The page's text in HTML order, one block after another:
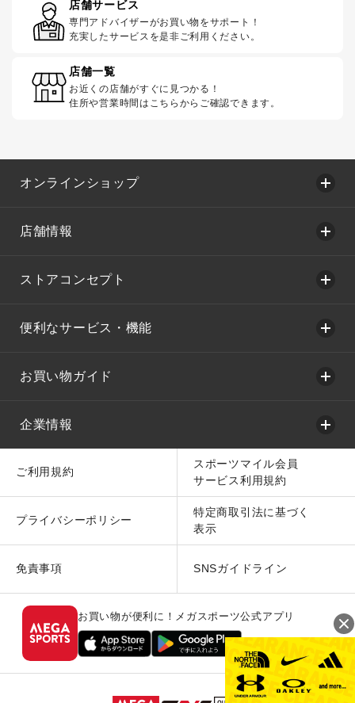
店舗サービス
専門アドバイザーがお買い物をサポート！
充実したサービスを是非ご利用ください。
店舗一覧
お近くの店舗がすぐに見つかる！
住所や営業時間はこちらからご確認できます。
オンラインショップ
店舗情報
ストアコンセプト
便利なサービス・機能
お買い物ガイド
企業情報
ご利用規約
スポーツマイル会員
サービス利用規約
プライバシーポリシー
特定商取引法に基づく
表示
免責事項 SNSガイドライン
お買い物が便利に！メガスポーツ公式アプリ